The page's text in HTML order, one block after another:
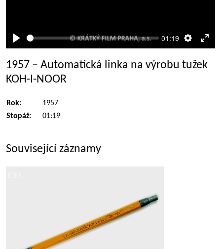
Přehrát
01:19
celé
1957 – Automatická linka na výrobu tužek
KOH-I-NOOR
Rok:
1957
Stopáž:
01:19
Související záznamy